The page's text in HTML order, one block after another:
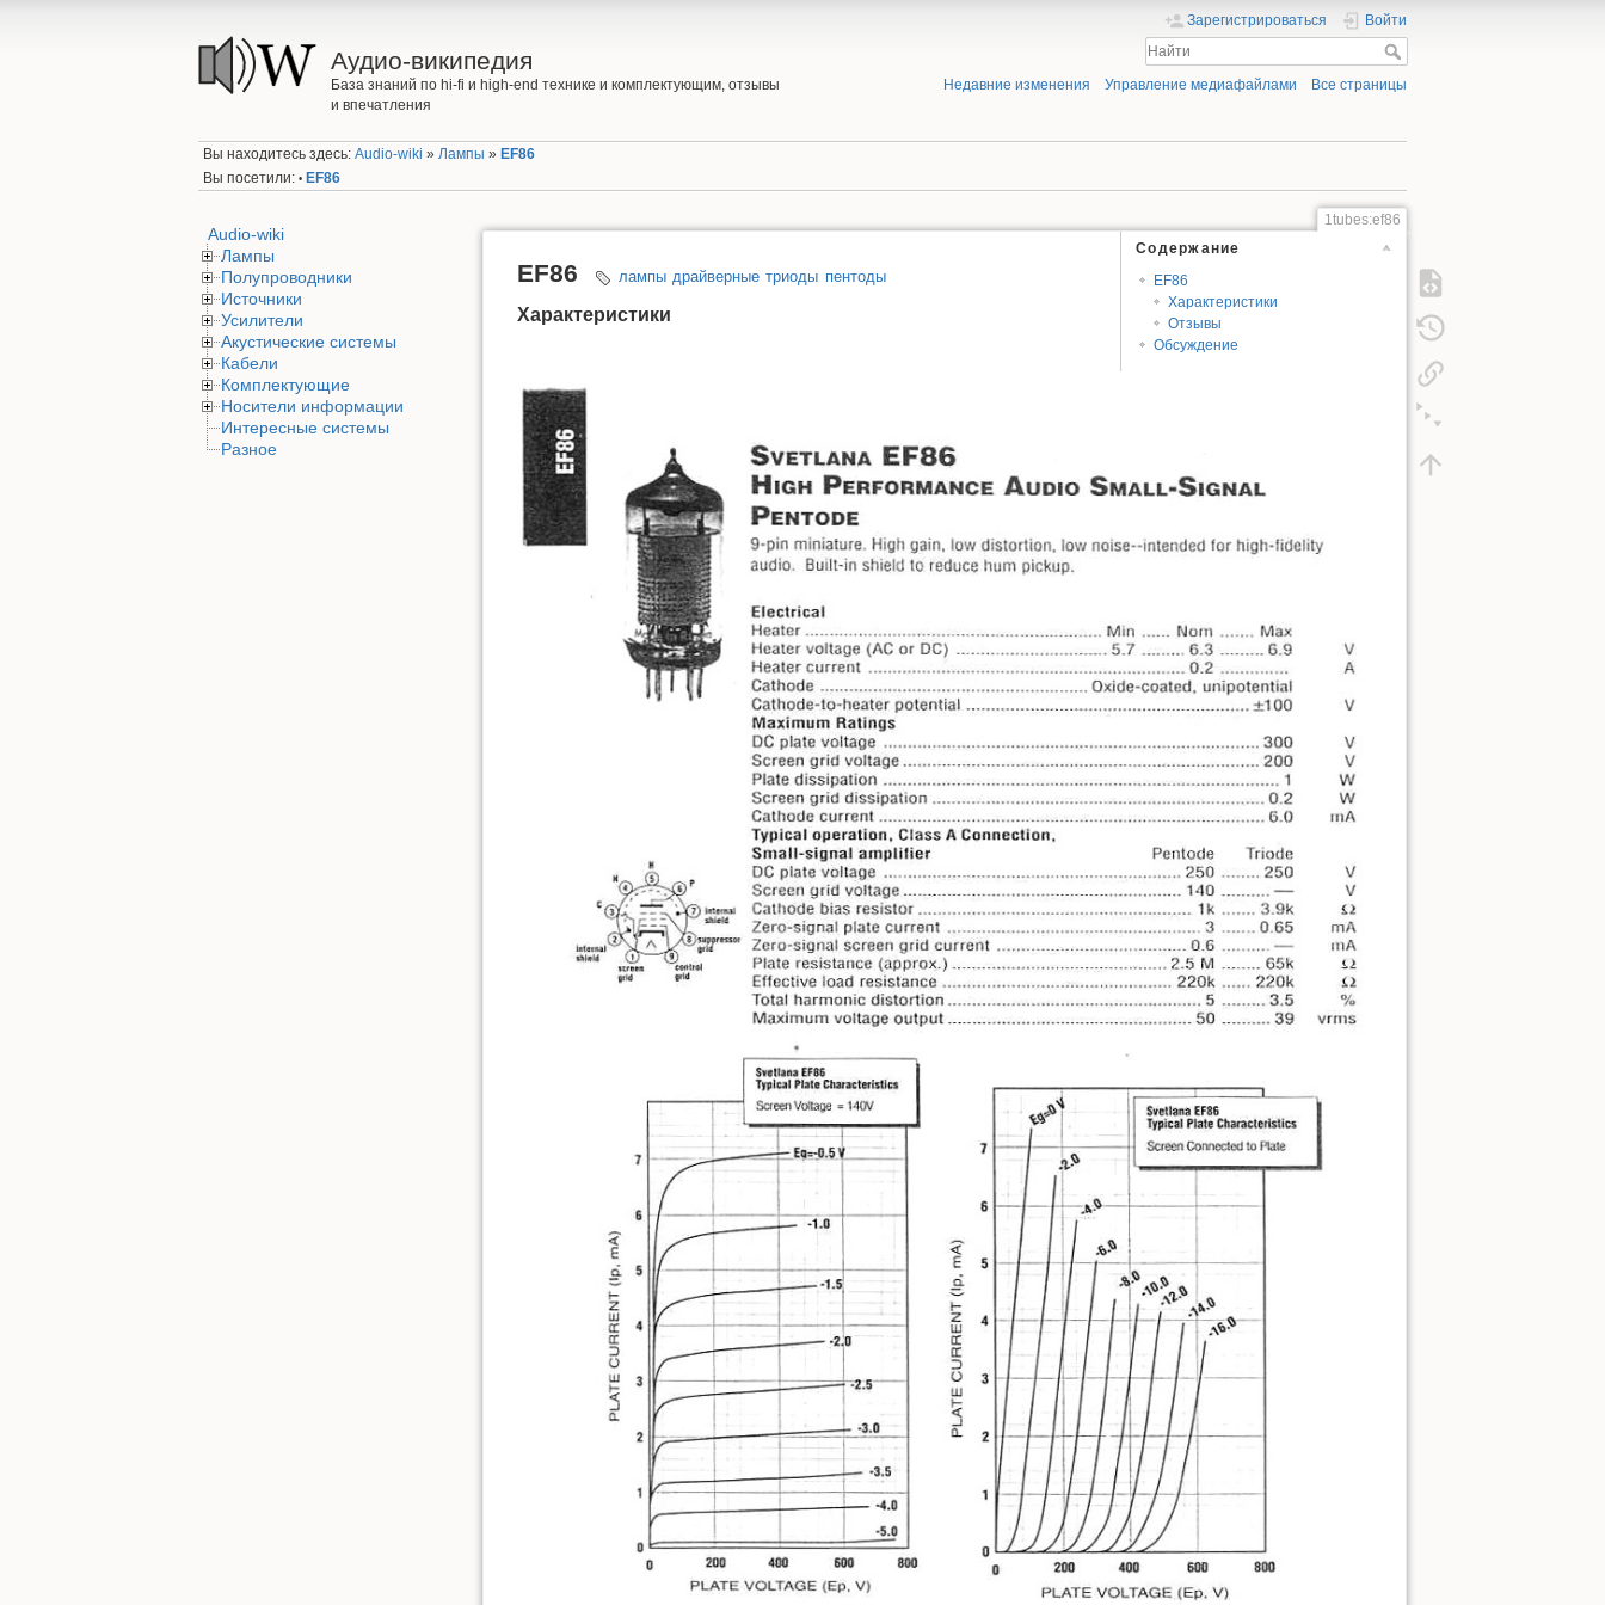
Аудио-википедия
База знаний по hi-fi и high-end технике и комплектующим, отзывы
и впечатления
Зарегистрироваться Войти
Недавние изменения Управление медиафайлами Все страницы
Вы находитесь здесь:Audio-wiki »Лампы » EF86
Вы посетили: • EF86
Audio-wiki
Лампы
Полупроводники
Источники
Усилители
Акустические системы
Кабели
Комплектующие
Носители информации
Интересные системы
Разное
1tubes:ef86
Содержание
EF86
Характеристики
Отзывы
Обсуждение
EF86 лампы драйверные триоды пентоды
Характеристики